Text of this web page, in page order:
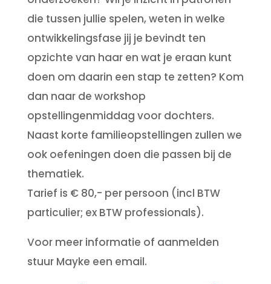
die tussen jullie spelen, weten in welke
ontwikkelingsfase jij je bevindt ten
opzichte van haar en wat je eraan kunt
doen om daarin een stap te zetten? Kom
dan naar de workshop
opstellingenmiddag voor dochters.
Naast korte familieopstellingen zullen we
ook oefeningen doen die passen bij de
thematiek.
Tarief is € 80,- per persoon (incl BTW
particulier; ex BTW professionals).
Voor meer informatie of aanmelden
stuur Mayke een email.